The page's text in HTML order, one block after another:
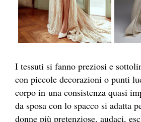
I tessuti si fanno preziosi e
con piccole decorazioni o punti
corpo in una consistenza quasi
da sposa con lo spacco si adatta
donne più pretenziose, audaci,